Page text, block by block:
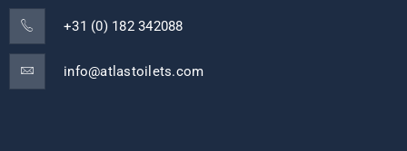
+31 (0) 182 342088
info@atlastoilets.com